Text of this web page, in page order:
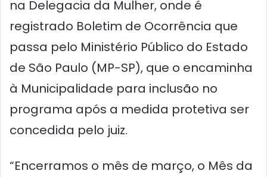
na Delegacia da Mulher, onde é
registrado Boletim de Ocorrência que
passa pelo Ministério Público do Estado
de São Paulo (MP-SP), que o encaminha
à Municipalidade para inclusão no
programa após a medida protetiva ser
concedida pelo juiz.
“Encerramos o mês de março, o Mês da